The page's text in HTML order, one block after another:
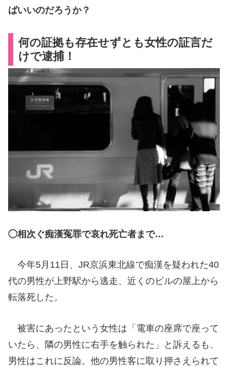
ばいいのだろうか？
何の証拠も存在せずとも女性の証言だ
けで逮捕！
◯相次ぐ痴漢冤罪で哀れ死亡者まで…
今年5月11日、JR京浜東北線で痴漢を疑われた40
代の男性が上野駅から逃走、近くのビルの屋上から
転落死した。
被害にあったという女性は「電車の座席で座って
いたら、隣の男性に右手を触られた」と訴えるも、
男性はこれに反論。他の男性客に取り押さえられて